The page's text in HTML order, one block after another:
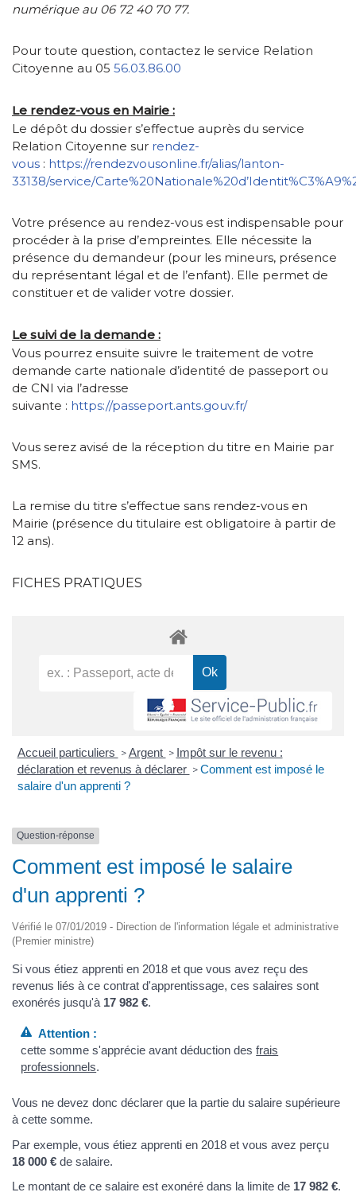
numérique au 06 72 40 70 77.
Pour toute question, contactez le service Relation
Citoyenne au 05 56.03.86.00
Le rendez-vous en Mairie :
Le dépôt du dossier s’effectue auprès du service
Relation Citoyenne sur rendez-
vous : https://rendezvousonline.fr/alias/lanton-
33138/service/
Votre présence au rendez-vous est indispensable pour
procéder à la prise d’empreintes. Elle nécessite la
présence du demandeur (pour les mineurs, présence
du représentant légal et de l’enfant). Elle permet de
constituer et de valider votre dossier.
Le suivi de la demande :
Vous pourrez ensuite suivre le traitement de votre
demande carte nationale d’identité de passeport ou
de CNI via l’adresse
suivante : https://passeport.ants.gouv.fr/
Vous serez avisé de la réception du titre en Mairie par
SMS.
La remise du titre s’effectue sans rendez-vous en
Mairie (présence du titulaire est obligatoire à partir de
12 ans).
FICHES PRATIQUES
Accueil particuliers > Argent > Impôt sur le revenu :
déclaration et revenus à déclarer > Comment est imposé le
salaire d'un apprenti ?
Question-réponse
Comment est imposé le salaire
d'un apprenti ?
Vérifié le 07/01/2019 - Direction de l'information légale et administrative
(Premier ministre)
Si vous étiez apprenti en 2018 et que vous avez reçu des
revenus liés à ce contrat d'apprentissage, ces salaires sont
exonérés jusqu'à 17 982 €.
Attention :
cette somme s'apprécie avant déduction desfrais
professionnels.
Vous ne devez donc déclarer que la partie du salaire supérieure
à cette somme.
Par exemple, vous étiez apprenti en 2018 et vous avez perçu
18 000 € de salaire.
Le montant de ce salaire est exonéré dans la limite de 17 982 €.